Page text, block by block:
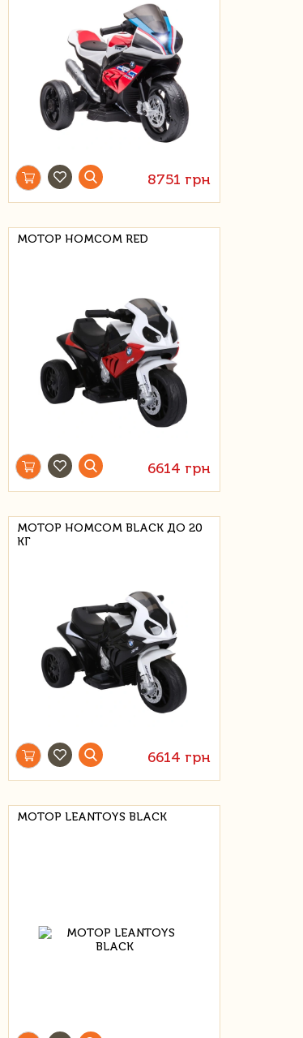
8751 грн
МОТОР HOMCOM RED
6614 грн
МОТОР HOMCOM BLACK ДО 20
КГ
6614 грн
МОТОР LEANTOYS BLACK